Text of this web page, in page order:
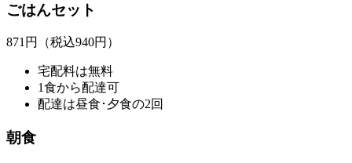
ごはんセット
871円 （税込940円）
宅配料は無料
1食から配達可
配達は昼食･夕食の2回
朝食